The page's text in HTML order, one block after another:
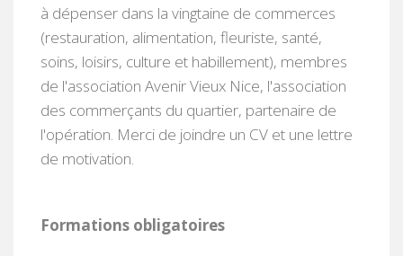
à dépenser dans la vingtaine de commerces
(restauration, alimentation, fleuriste, santé,
soins, loisirs, culture et habillement), membres
de l'association Avenir Vieux Nice, l'association
des commerçants du quartier, partenaire de
l'opération. Merci de joindre un CV et une lettre
de motivation.
Formations obligatoires